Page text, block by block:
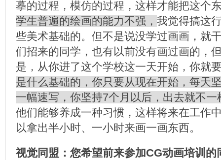
摹的过程，模仿的过程，这样才能把这个
学生普遍的绘画的能力不强， 我觉得搞这
些美术基础的。但不是说没学过画画，就
们招来的同学，也有以前没有画过画的，
是，从你进了这个学校这一天开始，你就
是什么基础的，你只要从现在开始，每天
一幅速写，你坚持7个月以后，出去就不一
他们能够养成一种习惯，这样将来在工作
以拿出半小时、一小时来画一画东西。
视觉同盟：您希望前来参加CG动画培训的